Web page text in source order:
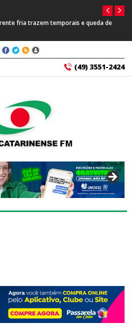
fria trazem temporais e queda de
(49) 3551-2424